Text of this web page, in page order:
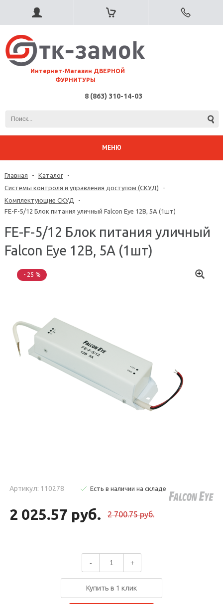
⠀Интернет-Магазин ДВЕРНОЙ
ФУРНИТУРЫ
8 (863) 310-14-03
МЕНЮ
Главная - Каталог
-
Системы контроля и управления доступом (СКУД)
-
Комплектующие СКУД
-
FE-F-5/12 Блок питания уличный Falcon Eye 12В, 5A (1шт)
FE-F-5/12 Блок питания уличный
Falcon Eye 12В, 5A (1шт)
- 25 %
Артикул: 110278 Есть в наличии на складе
2 025.57 руб. 2 700.75 руб.
- +
Купить в 1 клик